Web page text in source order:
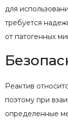
для
требуется
от патогенных
Реактив
поэтому при
определенные